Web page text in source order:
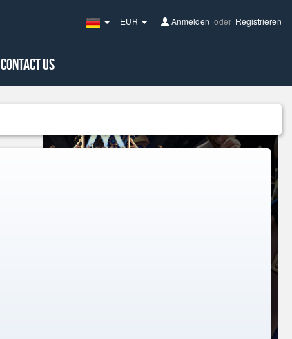
Germany(Deutsch)
EUR Anmelden oder Registrieren
Contact Us